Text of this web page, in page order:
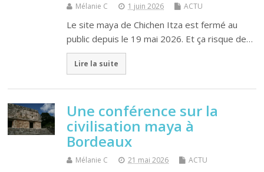
Mélanie C 1 juin 2026 ACTU
Le site maya de Chichen Itza est fermé au
public depuis le 19 mai 2026. Et ça risque de…
Lire la suite
Une conférence sur la
civilisation maya à
Bordeaux
Mélanie C 21 mai 2026 ACTU